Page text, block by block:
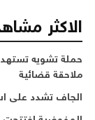
الاكثر
حملة تشويه
ملاحقة قضائية
الجاف تشدد على